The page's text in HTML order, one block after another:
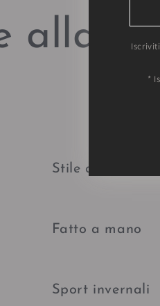
alla
Stile alpino
Fatto a mano
Sport invernali
qui
*